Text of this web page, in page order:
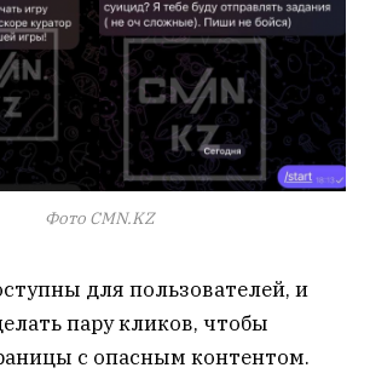
Фото CMN.KZ
для пользователей, и
пару кликов, чтобы
с опасным контентом.